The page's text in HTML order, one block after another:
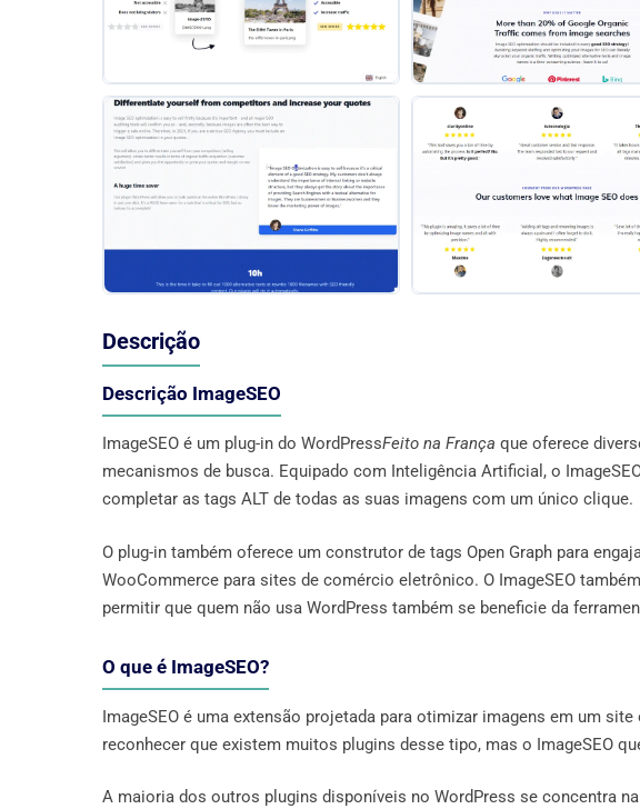
Descrição
Descrição ImageSEO
ImageSEO é um plug-in do WordPressFeito na França que oferece
mecanismos de busca. Equipado com Inteligência Artificial, o
completar as tags ALT de todas as suas imagens com um único clique.
O plug-in também oferece um construtor de tags Open Graph para
WooCommerce para sites de comércio eletrônico. O ImageSEO
permitir que quem não usa WordPress também se beneficie da
O que é ImageSEO?
ImageSEO é uma extensão projetada para otimizar imagens em um
reconhecer que existem muitos plugins desse tipo, mas o ImageSEO
A maioria dos outros plugins disponíveis no WordPress se concentra